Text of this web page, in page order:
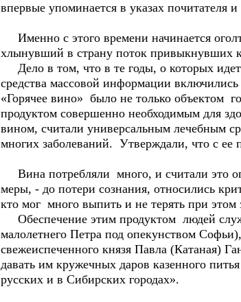
впервые упоминается в указах почитателя
Именно с этого времени начинается
хлынувший в страну поток привыкнувших
Дело в том, что в те годы, о которых
средства массовой информации
«Горячее вино» было не только объектом
продуктом совершенно необходимым для
вином, считали универсальным лечебным
многих заболеваний. Утверждали, что с
Вина потребляли много, и считали это
меры, - до потери сознания, относились
кто мог много выпить и не терять при этом
Обеспечение этим продуктом людей
малолетнего Петра под опекунством
свежеиспеченного князя Павла (Катаная)
давать им кружечных даров казенного
русских и в Сибирских городах».